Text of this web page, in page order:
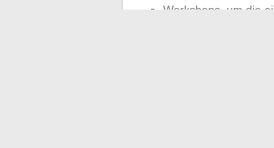
Workshops, um die